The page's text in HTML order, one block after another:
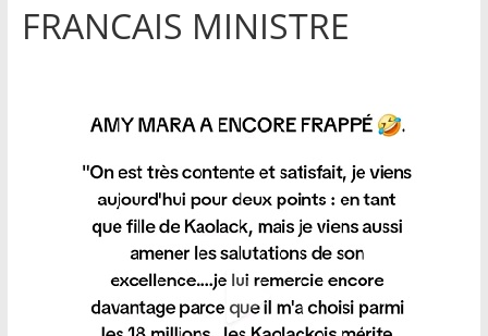
FRANCAIS MINISTRE